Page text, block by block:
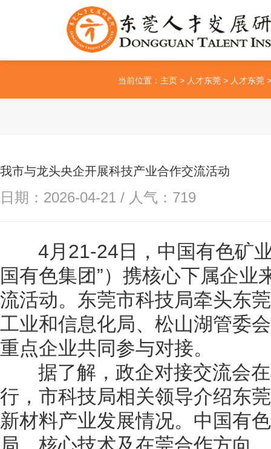
当前位置： 主页 > 人才东莞 > 人才东莞 >
我市与龙头央企开展科技产业合作交流活动
日期：2026-04-21 / 人气： 719
4月21-24日，中国有色矿业
国有色集团”）携核心下属企业
流活动。东莞市科技局牵头东
工业和信息化局、松山湖管委
重点企业共同参与对接。
据了解，政企对接交流会在
行，市科技局相关领导介绍东
新材料产业发展情况。中国有